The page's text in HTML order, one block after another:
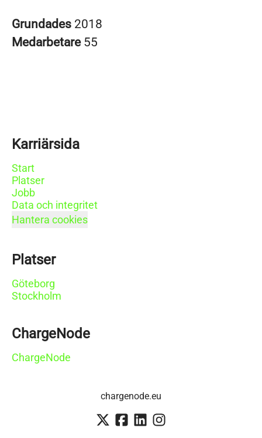
Grundades 2018
Medarbetare 55
Karriärsida
Start
Platser
Jobb
Data och integritet
Hantera cookies
Platser
Göteborg
Stockholm
ChargeNode
ChargeNode
chargenode.eu